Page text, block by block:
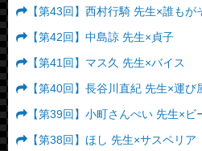
【第43回】西村行騎 先生×誰もが
【第42回】中島諒 先生×貞子
【第41回】マス久 先生×バイス
【第40回】長谷川直紀 先生×運び
【第39回】小町さんぺい 先生×
【第38回】ほし 先生×サスペリア